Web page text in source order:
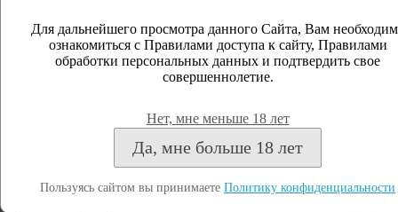
Личный кабинет
Закрыть
Посмотреть все результаты
Для дальнейшего просмотра данного Сайта, Вам
ознакомиться с Правилами доступа к сайту, Правилами
обработки персональных данных и подтвердить свое
совершеннолетие.
Нет, мне меньше 18 лет
Да, мне больше 18 лет
Пользуясь сайтом вы принимаете Политику конфиденциальности